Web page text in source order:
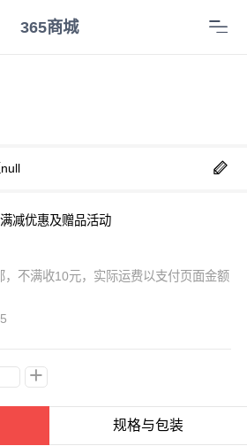
365商城
减优惠及赠品活动
，不满收10元，实际运费以支付页面金额
+
规格与包装